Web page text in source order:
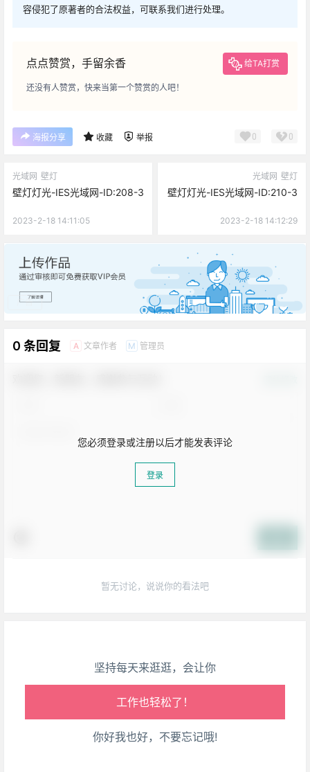
容侵犯了原著者的合法权益，可联系我们进行处理。
点点赞赏，手留余香 给TA打赏
还没有人赞赏，快来当第一个赞赏的人吧！
海报分享 收藏 举报 0 0
光域网 壁灯
壁灯灯光-IES光域网-ID:208-3
2023-2-18 14:11:05
光域网 壁灯
壁灯灯光-IES光域网-ID:210-3
2023-2-18 14:12:29
广告
0 条回复 A 文章作者 M 管理员
您必须登录或注册以后才能发表评论
登录
暂无讨论，说说你的看法吧
坚持每天来逛逛，会让你
腰也不酸了！
工作也轻松了！
你好我也好，不要忘记哦!